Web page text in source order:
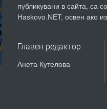
публикувани в сайта, са
Haskovo.NET, освен ако
Главен редактор
Анета Кутелова